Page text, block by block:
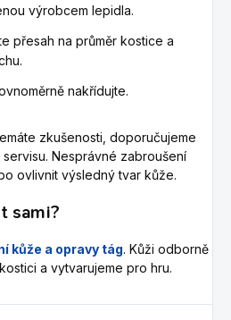
výrobcem lepidla.
přesah na průměr kostice a
nakřídujte.
zkušenosti, doporučujeme
Nesprávné zabroušení
ovlivnit výsledný tvar kůže.
sami?
kůže a opravy tág. Kůži odborně
a vytvarujeme pro hru.